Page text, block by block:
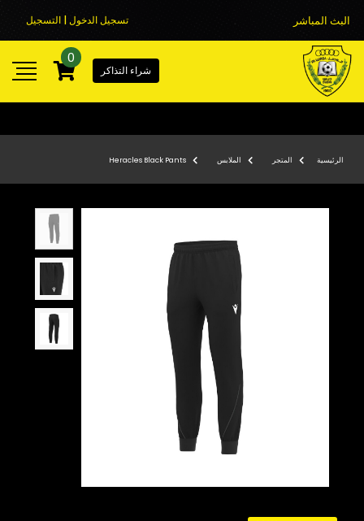
البث المباشر تسجيل الدخول | التسجيل
شراء التذاكر
0
الرئيسية المتجر الملابس Heracles Black Pants